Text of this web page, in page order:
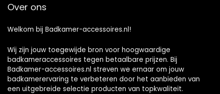
Over ons
Welkom bij Badkamer-accessoires.nl!
Wij zijn jouw toegewijde bron voor hoogwaardige
badkameraccessoires tegen betaalbare prijzen. Bij
Badkamer-accessoires.nl streven we ernaar om jouw
badkamerervaring te verbeteren door het aanbieden van
een uitgebreide selectie producten van topkwaliteit.